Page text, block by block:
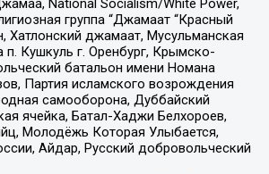
National Socialism/White Power,
группа “Джамаат “Красный
Хатлонский джамаат, Мусульманская
п. Кушкуль г. Оренбург, Крымско-
батальон имени Номана
Партия исламского возрождения
самооборона, Дуббайский
ячейка, Батал-Хаджи Белхороев,
Молодёжь Которая Улыбается,
Айдар, Русский добровольческий